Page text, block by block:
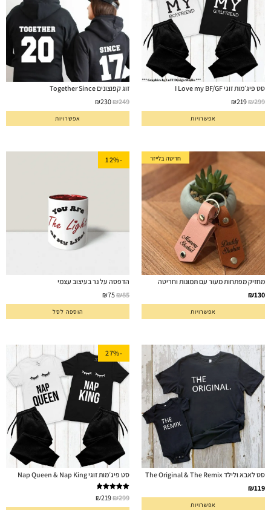
סט פיג׳מות זוגי I Love my BF/GF
₪299
₪219
אפשרויות
זוג קפוצונים Together Since
₪249
₪230
אפשרויות
חריטה בלייזר
מחזיק מפתחות מעור עם תמונות וחריטה
₪130
אפשרויות
-12%
הדפסה על נר בעיצוב עצמי
₪85
₪75
הוספה לסל
סט לאבא ולילד The Original & The Remix
₪119
אפשרויות
-27%
סט פיג׳מות זוגי Nap Queen & Nap King
דורג5.00
₪299
₪219